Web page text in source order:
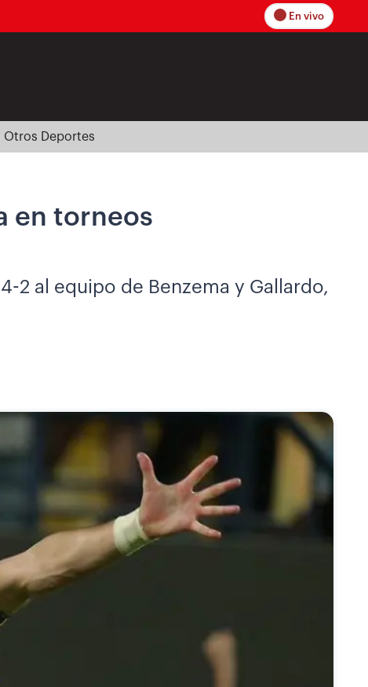
En vivo
Otros Deportes
en torneos
2 al equipo de Benzema y Gallardo,